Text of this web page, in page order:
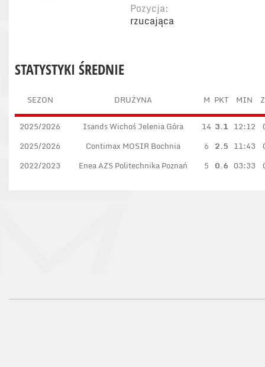
Pozycja:
rzucająca
STATYSTYKI ŚREDNIE
SEZON DRUŻYNA M PKT MIN
2025/2026 Isands Wichoś Jelenia Góra 14 3.1 12:12
2025/2026
Contimax MOSIR Bochnia 6 2.5 11:43
2022/2023
Enea AZS Politechnika Poznań 5 0.6 03:33